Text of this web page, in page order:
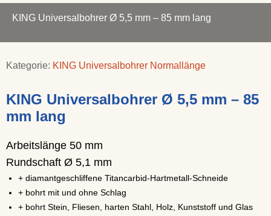
KING Universalbohrer Ø 5,5 mm – 85 mm lang
Kategorie: KING Universalbohrer Normallänge
KING Universalbohrer Ø 5,5 mm – 85
mm lang
Arbeitslänge 50 mm
Rundschaft Ø 5,1 mm
+ diamantgeschliffene Titancarbid-Hartmetall-Schneide
+ bohrt mit und ohne Schlag
+ bohrt Stein, Fliesen, harten Stahl, Holz, Kunststoff und Glas